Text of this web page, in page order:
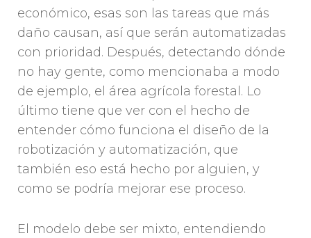
económico, esas son las tareas que más
daño causan, así que serán automatizadas
con prioridad. Después, detectando dónde
no hay gente, como mencionaba a modo
de ejemplo, el área agrícola forestal. Lo
último tiene que ver con el hecho de
entender cómo funciona el diseño de la
robotización y automatización, que
también eso está hecho por alguien, y
como se podría mejorar ese proceso.
El modelo debe ser mixto, entendiendo